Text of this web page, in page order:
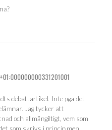
debattartikel. Inte pga det
Jag tycker att
och allmängiltigt, vem som
som skrivs i princip men